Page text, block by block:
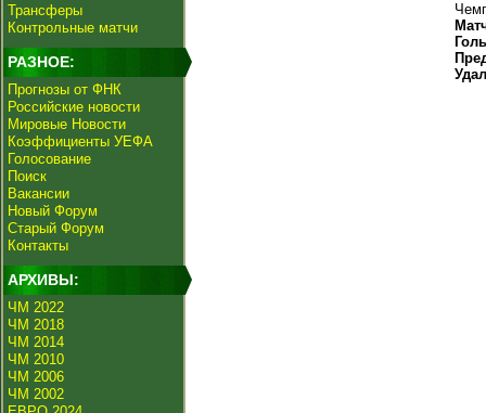
Трансферы
Контрольные матчи
РАЗНОЕ:
Прогнозы от ФНК
Российские новости
Мировые Новости
Коэффициенты УЕФА
Голосование
Поиск
Вакансии
Новый Форум
Старый Форум
Контакты
АРХИВЫ:
ЧМ 2022
ЧМ 2018
ЧМ 2014
ЧМ 2010
ЧМ 2006
ЧМ 2002